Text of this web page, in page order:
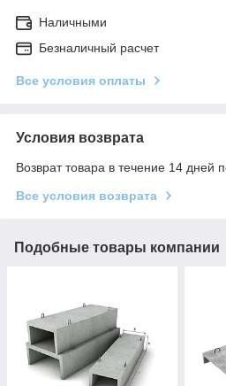
Наличными
Безналичный расчет
Все условия оплаты
Условия возврата
Возврат товара в течение 14 дней
Все условия возврата
Подобные товары компании